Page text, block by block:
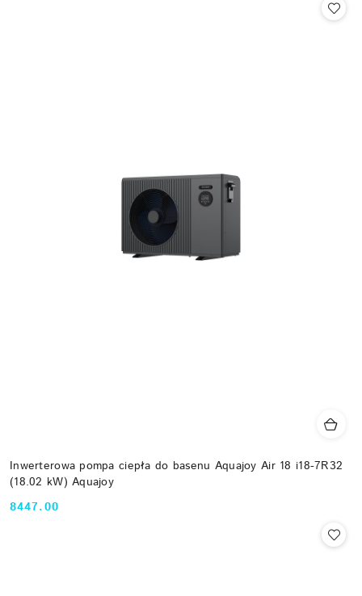
Inwerterowa pompa ciepła do basenu Aquajoy Air 18 i18-7R32
(18.02 kW) Aquajoy
Cena:
8447.00